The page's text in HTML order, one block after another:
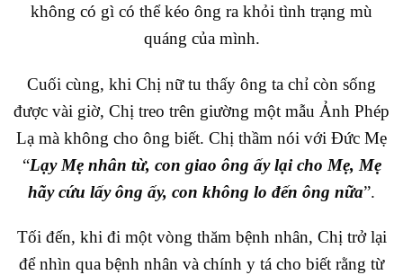
không có gì có thể kéo ông ra khỏi tình trạng mù
quáng của mình.
Cuối cùng, khi Chị nữ tu thấy ông ta chỉ còn sống
được vài giờ, Chị treo trên giường một mẫu Ảnh Phép
Lạ mà không cho ông biết. Chị thầm nói với Đức Mẹ
“Lạy Mẹ nhân từ, con giao ông ấy lại cho Mẹ, Mẹ
hãy cứu lấy ông ấy, con không lo đến ông nữa”.
Tối đến, khi đi một vòng thăm bệnh nhân, Chị trở lại
để nhìn qua bệnh nhân và chính y tá cho biết rằng từ